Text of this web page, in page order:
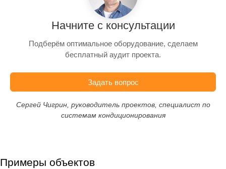
Начните с консультации
Подберём оптимальное оборудование, сделаем
бесплатный аудит проекта.
Задать вопрос
Сергей Чигрин, руководитель проектов, специалист по
системам кондиционирования
Примеры объектов